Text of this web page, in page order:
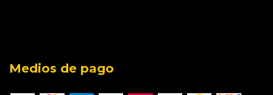
Medios de pago